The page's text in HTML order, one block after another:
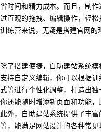
省时间和精力成本。而且，制
过直观的拖拽、编辑操作，轻
训练营来说，无疑是搭建官网的
除了搭建便捷，自助建站系统
支持自定义编辑，你可以根据
式等进行个性化调整，打造出独
你还能随时增添新页面和功能，
此外，自助建站系统提供了丰
等，能满足网站设计的各种常